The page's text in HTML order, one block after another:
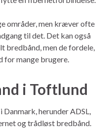
områder, men kræver ofte
til det. Det kan også
men de fordele,
mange brugere.
i Toftlund
herunder ADSL,
og trådløst bredbånd.